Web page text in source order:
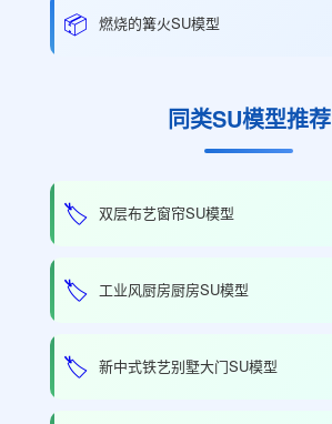
📦 燃烧的篝火SU模型
同类SU模型推荐
🏷️ 双层布艺窗帘SU模型
🏷️ 工业风厨房厨房SU模型
🏷️ 新中式铁艺别墅大门SU模型